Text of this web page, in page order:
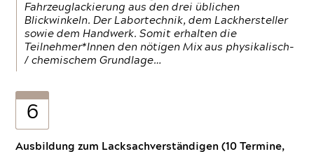
Fahrzeuglackierung aus den drei üblichen
Blickwinkeln. Der Labortechnik, dem Lackhersteller
sowie dem Handwerk. Somit erhalten die
Teilnehmer*Innen den nötigen Mix aus physikalisch-
/ chemischem Grundlage…
6
Ausbildung zum Lacksachverständigen (10 Termine,